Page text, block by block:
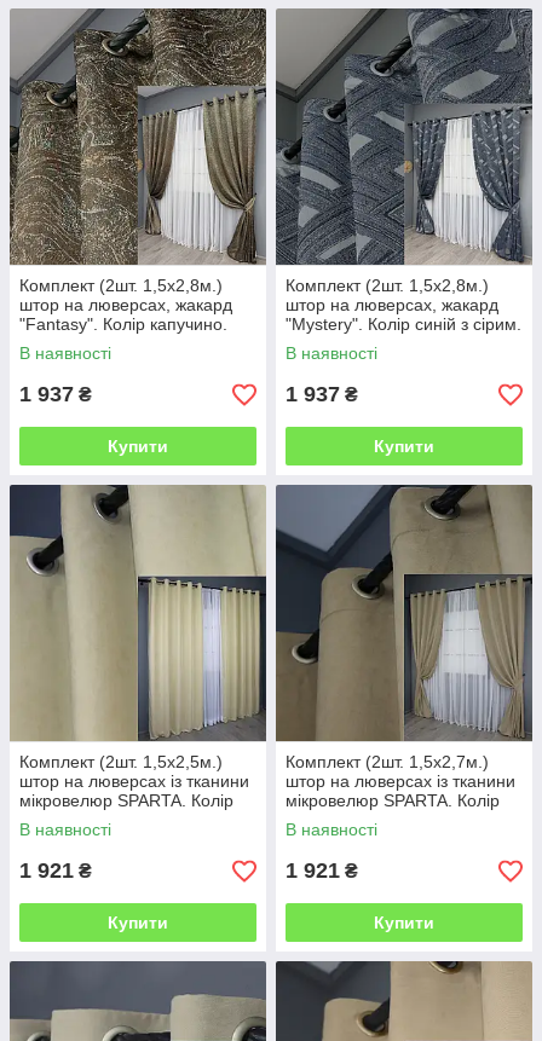
Комплект (2шт. 1,5х2,8м.)
штор на люверсах, жакард
"Fantasy". Колір капучино.
Код 1631ш 37-0185
В наявності
1 937 ₴
Купити
Комплект (2шт. 1,5х2,8м.)
штор на люверсах, жакард
"Mystery". Колір синій з сірим.
Код 1628ш 37-0206
В наявності
1 937 ₴
Купити
Комплект (2шт. 1,5х2,5м.)
штор на люверсах із тканини
мікровелюр SPARTA. Колір
кремовий. Код 844ш 37-0006
В наявності
1 921 ₴
Купити
Комплект (2шт. 1,5х2,7м.)
штор на люверсах із тканини
мікровелюр SPARTA. Колір
бежевий. Код 1196ш 37-0120
В наявності
1 921 ₴
Купити